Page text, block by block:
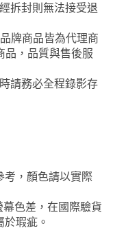
拆封則無法接受退
牌商品皆為代理商
品，品質與售後服
請務必全程錄影存
考，顏色請以實際
色差，在國際驗貨
瑕疵。